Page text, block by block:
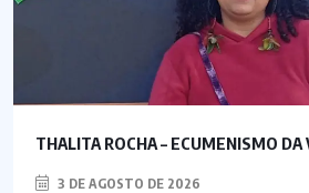
THALITA ROCHA – ECUMENISMO DA
3 DE AGOSTO DE 2026